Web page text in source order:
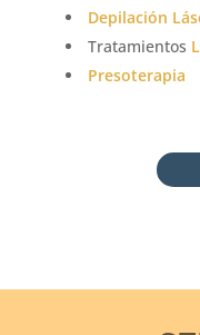
Depilación
Tratamientos
Presoterapia